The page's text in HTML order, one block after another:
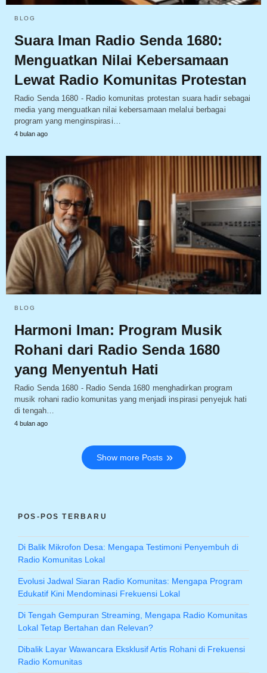
BLOG
Suara Iman Radio Senda 1680:
Menguatkan Nilai Kebersamaan
Lewat Radio Komunitas Protestan
Radio Senda 1680 - Radio komunitas protestan suara hadir sebagai
media yang menguatkan nilai kebersamaan melalui berbagai
program yang menginspirasi…
4 bulan ago
BLOG
Harmoni Iman: Program Musik
Rohani dari Radio Senda 1680
yang Menyentuh Hati
Radio Senda 1680 - Radio Senda 1680 menghadirkan program
musik rohani radio komunitas yang menjadi inspirasi penyejuk hati
di tengah…
4 bulan ago
Show more Posts
POS-POS TERBARU
Di Balik Mikrofon Desa: Mengapa Testimoni Penyembuh di
Radio Komunitas Lokal
Evolusi Jadwal Siaran Radio Komunitas: Mengapa Program
Edukatif Kini Mendominasi Frekuensi Lokal
Di Tengah Gempuran Streaming, Mengapa Radio Komunitas
Lokal Tetap Bertahan dan Relevan?
Dibalik Layar Wawancara Eksklusif Artis Rohani di Frekuensi
Radio Komunitas